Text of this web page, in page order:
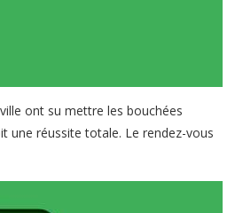
ont su mettre les bouchées
une réussite totale. Le rendez-vous